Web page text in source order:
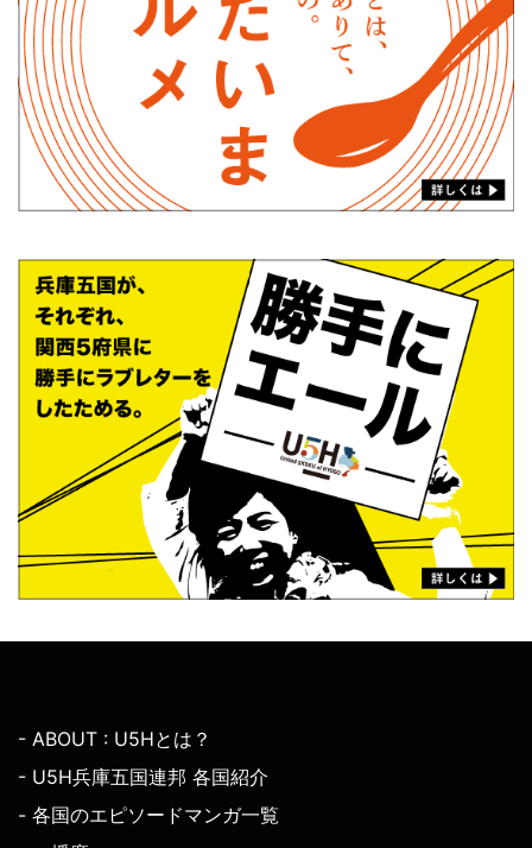
- ABOUT : U5Hとは？
- U5H兵庫五国連邦 各国紹介
- 各国のエピソードマンガ一覧